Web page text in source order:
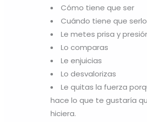
Cómo tiene que ser
Cuándo tiene que serlo
Le metes prisa y
Lo comparas
Le enjuicias
Lo desvalorizas
Le quitas la fuerza
hace lo que te gustaría
hiciera.